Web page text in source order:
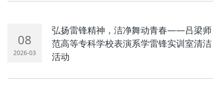
08
2026-03
弘扬雷锋精神，洁净舞动青春——吕梁师
范高等专科学校表演系学雷锋实训室清洁
活动